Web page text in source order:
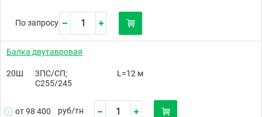
По запросу
Балка двутавровая
20Ш
3ПС/СП;
С255/245
L=12 м
от 98 400 руб/тн